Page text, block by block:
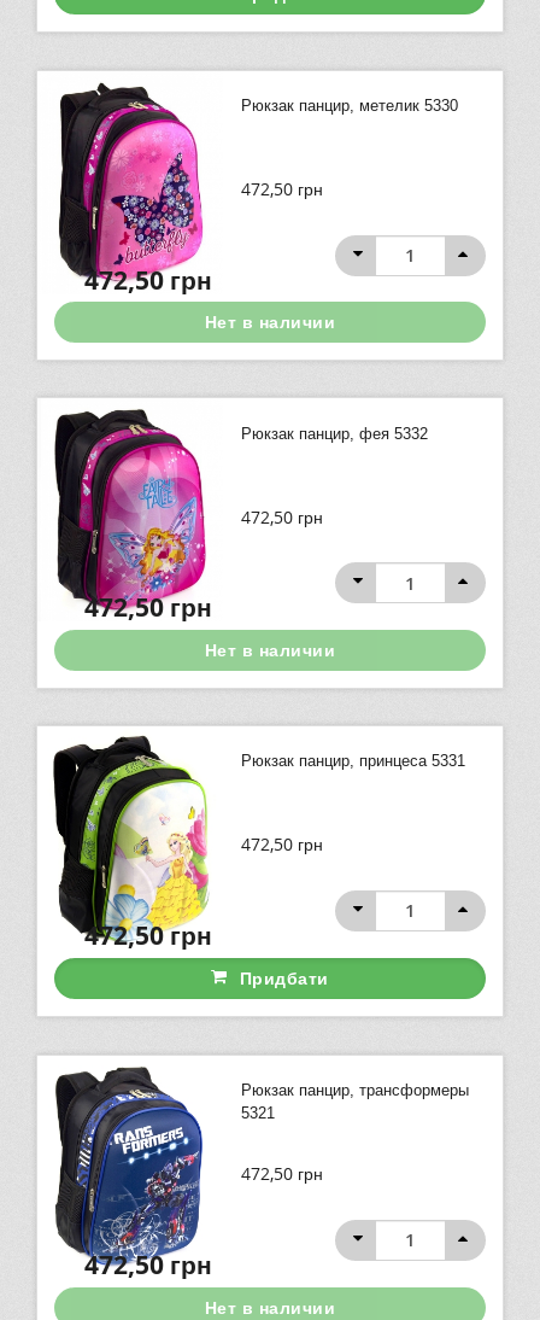
Рюкзак панцир, метелик 5330
472,50 грн
472,50грн
Нет в наличии
Рюкзак панцир, фея 5332
472,50 грн
472,50грн
Нет в наличии
Рюкзак панцир, принцеса 5331
472,50 грн
472,50грн
Придбати
Рюкзак панцир, трансформеры
5321
472,50 грн
472,50грн
Нет в наличии